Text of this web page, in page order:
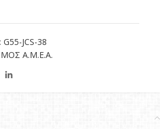
G55-JCS-38
Α.Μ.Ε.Α.